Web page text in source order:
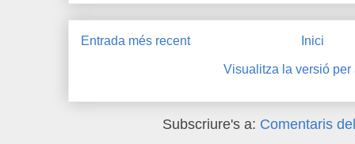
Entrada més recent Inici
Visualitza la versió per
Subscriure's a: Comentaris